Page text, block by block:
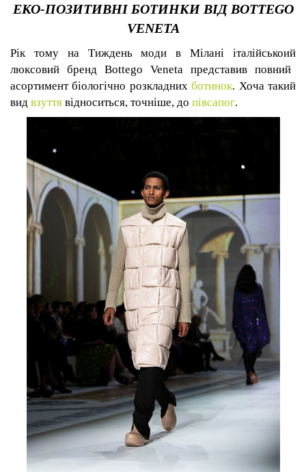
ЕКО-ПОЗИТИВНІ БОТИНКИВІД BOTTEGO
VENETA
Рік тому на Тиждень моди в Мілані італійськоий
люксовий бренд Bottego Veneta представив повний
асортимент біологічно розкладнихботинок. Хоча такий
вид взуття відноситься, точніше, до півсапог.